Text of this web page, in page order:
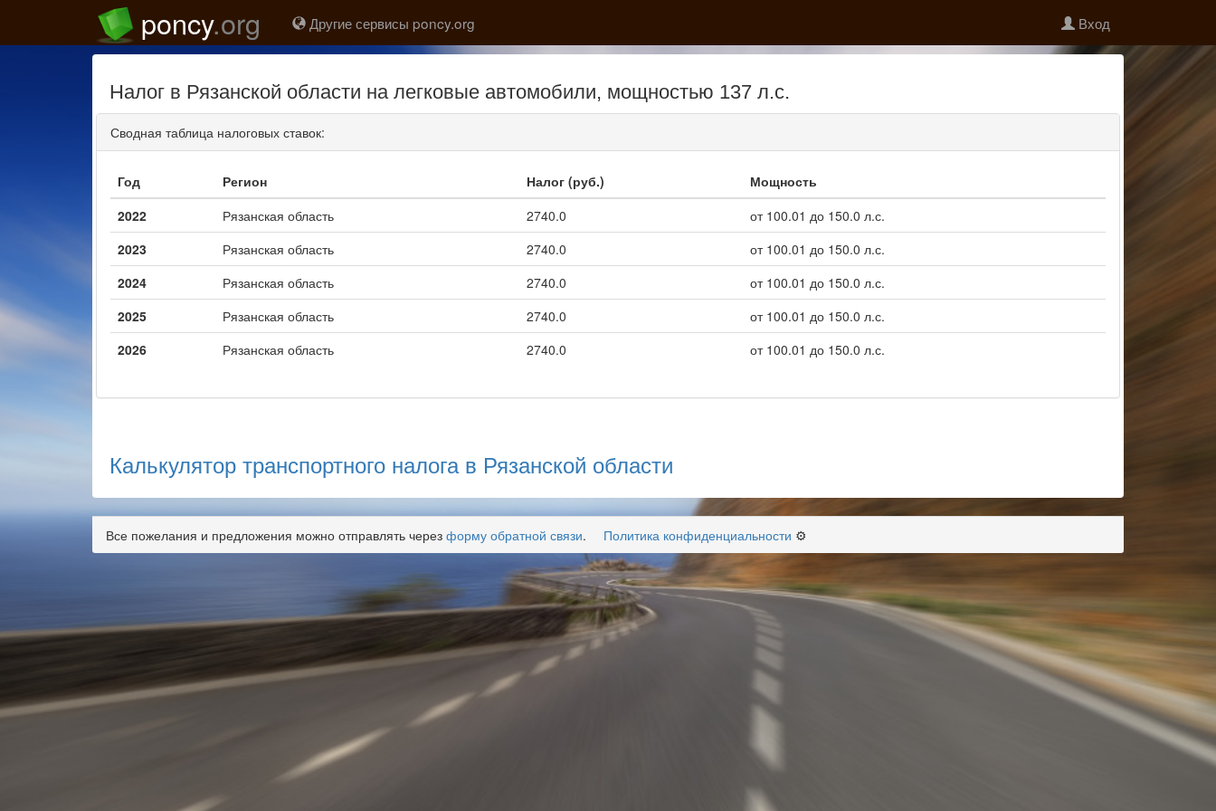
poncy.org Другие сервисы poncy.org Вход
Налог в Рязанской области на легковые автомобили, мощностью 137 л.с.
Сводная таблица налоговых ставок:
Год Регион Налог (руб.)
Мощность
2022
Рязанская область 2740.0
от 100.01 до 150.0 л.с.
2023
Рязанская область 2740.0
от 100.01 до 150.0 л.с.
2024
Рязанская область 2740.0
от 100.01 до 150.0 л.с.
2025
Рязанская область 2740.0
от 100.01 до 150.0 л.с.
2026
Рязанская область 2740.0 от 100.01 до 150.0 л.с.
Калькулятор транспортного налога в Рязанской области
Все пожелания и предложения можно отправлять через форму обратной связи. Политика конфиденциальности ⚙️